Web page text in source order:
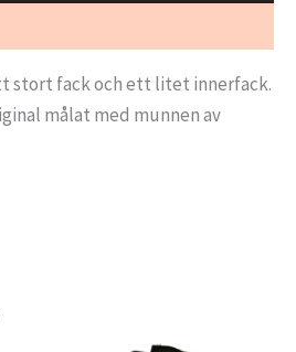
stort fack och ett litet innerfack.
målat med munnen av